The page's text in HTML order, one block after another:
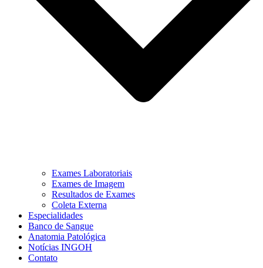
Exames Laboratoriais
Exames de Imagem
Resultados de Exames
Coleta Externa
Especialidades
Banco de Sangue
Anatomia Patológica
Notícias INGOH
Contato